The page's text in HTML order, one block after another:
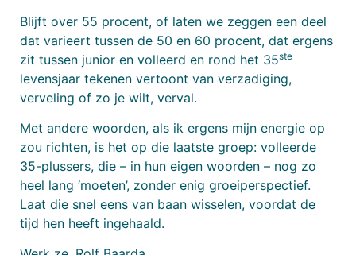
Blijft over 55 procent, of laten we zeggen een deel
dat varieert tussen de 50 en 60 procent, dat ergens
zit tussen junior en volleerd en rond het 35ste
levensjaar tekenen vertoont van verzadiging,
verveling of zo je wilt, verval.
Met andere woorden, als ik ergens mijn energie op
zou richten, is het op die laatste groep: volleerde
35-plussers, die – in hun eigen woorden – nog zo
heel lang ‘moeten’, zonder enig groeiperspectief.
Laat die snel eens van baan wisselen, voordat de
tijd hen heeft ingehaald.